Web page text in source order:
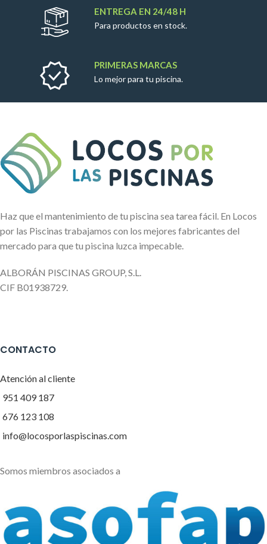
ENTREGA EN 24/48 H
Para productos en stock.
PRIMERAS MARCAS
Lo mejor para tu piscina.
Haz que el mantenimiento de tu piscina sea tarea fácil. En Locos
por las Piscinas trabajamos con los mejores fabricantes del
mercado para que tu piscina luzca impecable.
ALBORÁN PISCINAS GROUP, S.L.
CIF B01938729.
CONTACTO
Atención al cliente
951 409 187
676 123 108
info@locosporlaspiscinas.com
Somos miembros asociados a